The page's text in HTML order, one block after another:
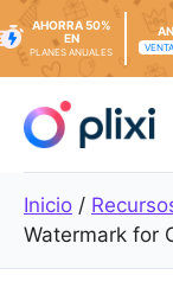
contenido
AHORRA 50%
EN
PLANES ANUALES
Inicio /
Watermark for